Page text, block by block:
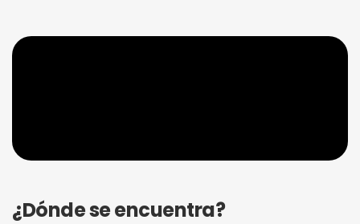
¿Dónde se encuentra?